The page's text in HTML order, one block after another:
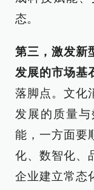
态。
第三，激发新
发展的市场基
落脚点。文化
发展的质量
能，一方面要
化、数智化、
企业建立常态